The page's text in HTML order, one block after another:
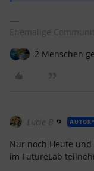
Ehemalige
2 Menschen
Lucie B
Nur noch Heute
im FutureLab